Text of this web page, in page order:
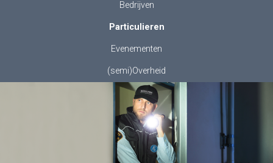
Bedrijven
Particulieren
Evenementen
(semi)Overheid